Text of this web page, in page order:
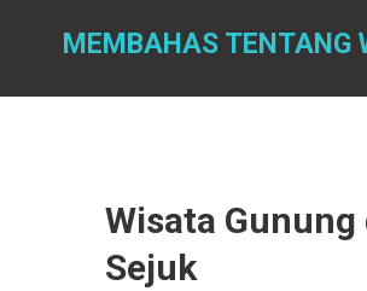
MEMBAHAS TENTANG
Wisata
Sejuk